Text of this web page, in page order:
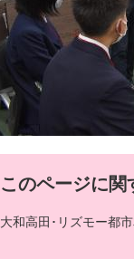
このページに
大和高田･リズモー都